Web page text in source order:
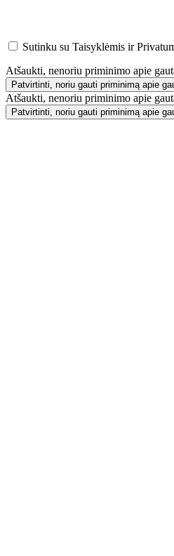
Sutinku su Taisyklėmis ir
Atšaukti, nenoriu priminimo apie
Patvirtinti, noriu gauti priminimą apie
Atšaukti, nenoriu priminimo apie
Patvirtinti, noriu gauti priminimą apie